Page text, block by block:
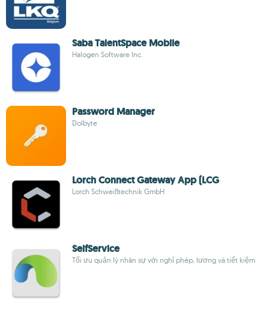
Saba TalentSpace Mobile
Halogen Software Inc.
Password Manager
Dolbyte
Lorch Connect Gateway App (LCG
Lorch Schweißtechnik GmbH
SelfService
Tối ưu quản lý nhân sự với nghỉ phép, lương và tiết kiệm